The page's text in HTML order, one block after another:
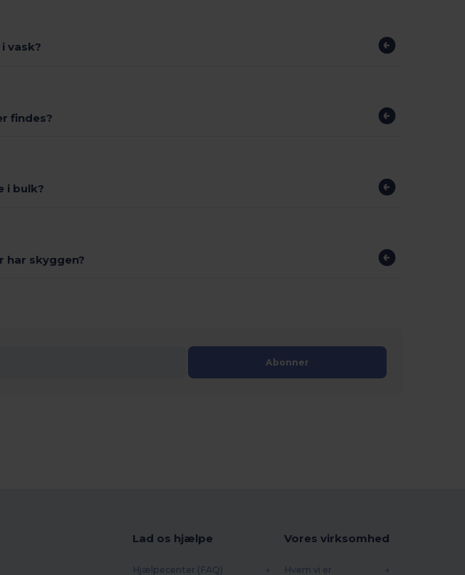
vask?
findes?
i bulk?
har skyggen?
Abonner
Lad os hjælpe
Hjælpecenter (FAQ)
Vores virksomhed
Hvem vi er